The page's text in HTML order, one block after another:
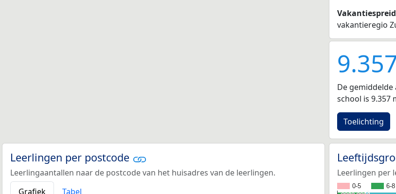
vakantieregio
De
school is 9.357
Toelichting
Leerlingen per postcode
Leerlingaantallen naar de postcode van het huisadres van de leerlingen.
Grafiek
Tabel
Leerlingen per
0-5 6-8